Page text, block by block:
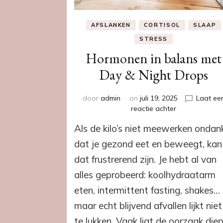
AFSLANKEN CORTISOL
SLAAP
STRESS
Hormonen in balans met
Day & Night Drops
door admin on juli 19, 2025
Laat
reactie achterop
in
met
Day
&
Night
Drops
Als de kilo’s niet meewerken
dat je gezond eet en beweegt, kan
dat frustrerend zijn. Je hebt al van
alles geprobeerd: koolhydraatarm
eten, intermittent fasting, shakes…
maar echt blijvend afvallen lijkt niet